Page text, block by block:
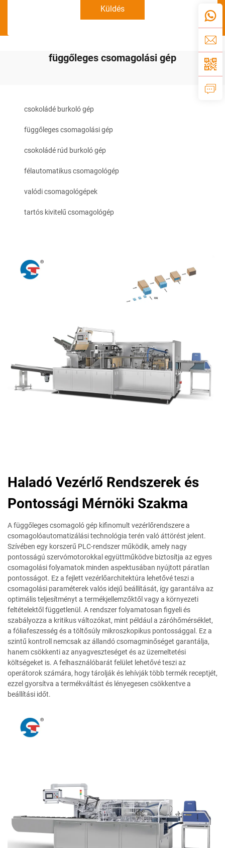
Küldés
függőleges csomagolási gép
csokoládé burkoló gép
függőleges csomagolási gép
csokoládé rúd burkoló gép
félautomatikus csomagológép
valódi csomagológépek
tartós kivitelű csomagológép
Haladó Vezérlő Rendszerek és
Pontossági Mérnöki Szakma
A függőleges csomagoló gép kifinomult vezérlőrendszere a
csomagolóautomatizálási technológia terén való áttörést jelent.
Szívében egy korszerű PLC-rendszer működik, amely nagy
pontosságú szervómotorokkal együttműködve biztosítja az egyes
csomagolási folyamatok minden aspektusában nyújtott páratlan
pontosságot. Ez a fejlett vezérlőarchitektúra lehetővé teszi a
csomagolási paraméterek valós idejű beállítását, így garantálva az
optimális teljesítményt a termékjellemzőktől vagy a környezeti
feltételektől függetlenül. A rendszer folyamatosan figyeli és
szabályozza a kritikus változókat, mint például a záróhőmérséklet,
a fóliafeszesség és a töltősúly mikroszkopikus pontossággal. Ez a
szintű kontroll nemcsak az állandó csomagminőséget garantálja,
hanem csökkenti az anyagveszteséget és az üzemeltetési
költségeket is. A felhasználóbarát felület lehetővé teszi az
operátorok számára, hogy tárolják és lehívják több termék receptjét,
ezzel gyorsítva a termékváltást és lényegesen csökkentve a
beállítási időt.